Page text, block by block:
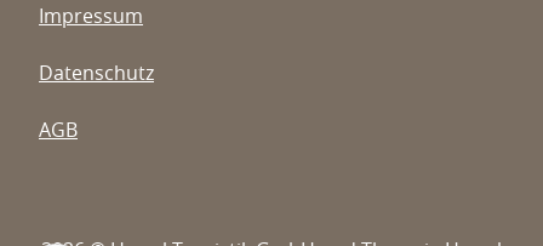
Impressum
Datenschutz
AGB